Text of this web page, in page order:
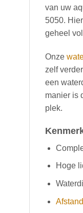
van uw
5050.
geheel
Onze
zelf
een
manier is
plek.
Hoge